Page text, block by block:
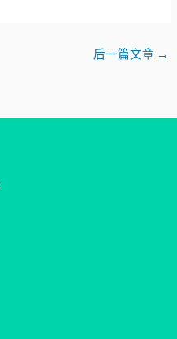
后一篇文章 →